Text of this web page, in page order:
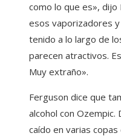
como lo que es», dijo
esos vaporizadores
tenido a lo largo de
parecen atractivos.
Muy extraño».
Ferguson dice que
alcohol con
caído en varias copas